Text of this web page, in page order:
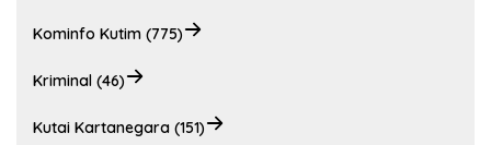
Kominfo Kutim (775)
Kriminal (46)
Kutai Kartanegara (151)